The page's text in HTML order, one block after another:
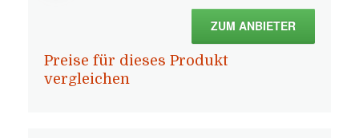
ZUM ANBIETER
Preise für dieses Produkt
vergleichen